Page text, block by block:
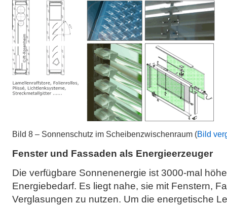
Bild 8 – Sonnenschutz im Scheibenzwischenraum (Bild
Fenster und Fassaden als Energieerzeuger
Die verfügbare Sonnenenergie ist 3000-mal
Energiebedarf. Es liegt nahe, sie mit Fenstern,
Verglasungen zu nutzen. Um die energetische